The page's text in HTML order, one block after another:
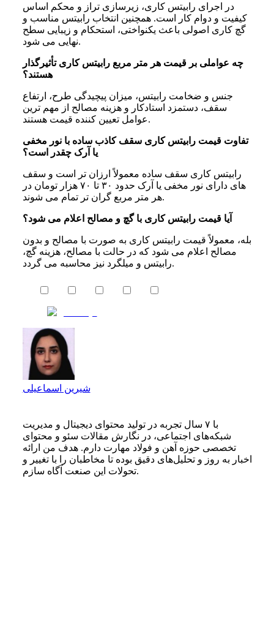
در اجرای رابیتس‌ کاری، زیرسازی تراز و محکم اساس
کیفیت و دوام کار است. همچنین انتخاب رابیتس مناسب و
گچ‌ کاری اصولی باعث یکنواختی، استحکام و زیبایی سطح
نهایی می‌ شود.
چه عواملی بر قیمت هر متر مربع رابیتس کاری تأثیرگذار
هستند؟
جنس و ضخامت رابیتس، میزان پیچیدگی طرح، ارتفاع
سقف، دستمزد استادکار و هزینه مصالح از مهم‌ ترین
عوامل تعیین‌ کننده قیمت هستند.
تفاوت قیمت رابیتس کاری سقف کاذب ساده با نور مخفی
یا آرک چقدر است؟
رابیتس‌ کاری سقف ساده معمولاً ارزان‌ تر است و سقف‌
های دارای نور مخفی یا آرک حدود ۳۰ تا ۷۰ هزار تومان در
هر متر مربع گران‌ تر تمام می‌ شوند.
آیا قیمت رابیتس کاری با گچ و مصالح اعلام می شود؟
بله، معمولاً قیمت رابیتس‌ کاری به‌ صورت با مصالح و بدون
مصالح اعلام می‌ شود که در حالت با مصالح، هزینه گچ،
رابیتس و میلگرد نیز محاسبه می‌ گردد.
شیرین اسماعیلی
با ۷ سال تجربه در تولید محتوای دیجیتال و مدیریت
شبکه‌های اجتماعی، در نگارش مقالات سئو و محتوای
تخصصی حوزه آهن و فولاد مهارت دارم. هدف من ارائه
اخبار به‌ روز و تحلیل‌های دقیق بوده تا مخاطبان را با تغییر و
تحولات این صنعت آگاه سازم.